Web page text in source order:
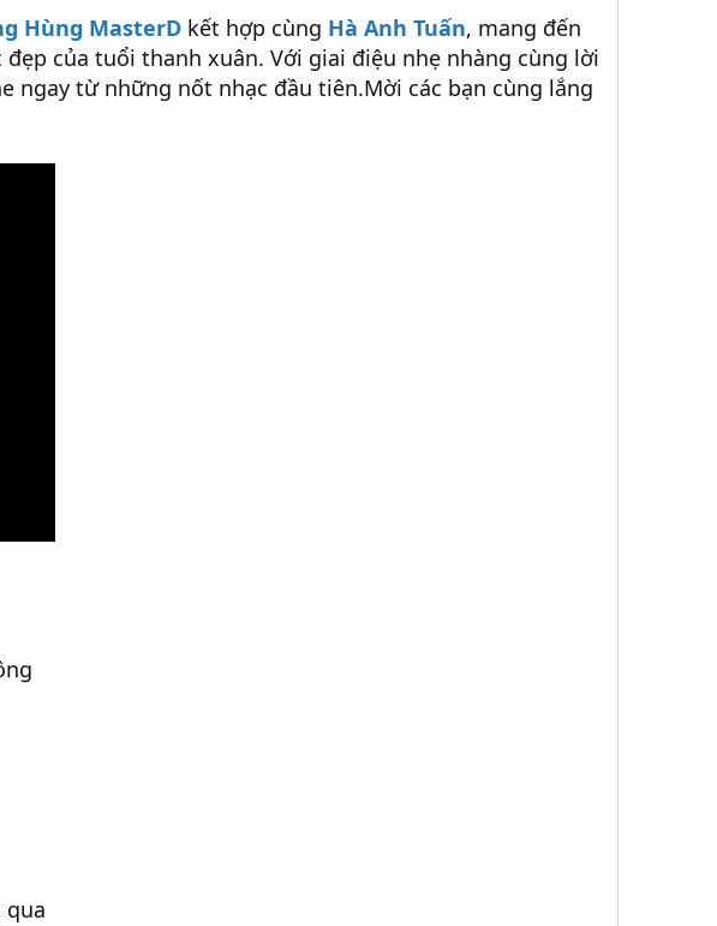
Hùng MasterD kết hợp cùng Hà Anh Tuấn, mang đến
của tuổi thanh xuân. Với giai điệu nhẹ nhàng cùng lời
từ những nốt nhạc đầu tiên.Mời các bạn cùng lắng
qua